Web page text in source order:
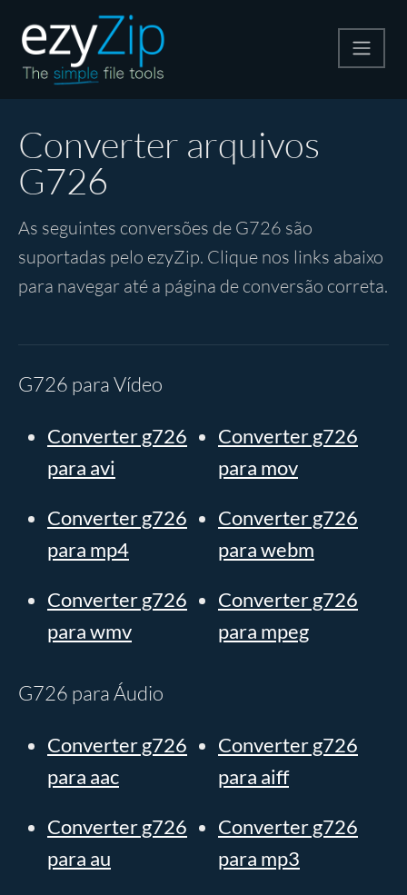
Descompactar
Converter
Outras Ferramentas
Converter arquivos
G726
As seguintes conversões de G726 são
suportadas pelo ezyZip. Clique nos links abaixo
para navegar até a página de conversão correta.
G726 para Vídeo
Converter g726
para avi
Converter g726
para mov
Converter g726
para mp4
Converter g726
para webm
Converter g726
para wmv
Converter g726
para mpeg
G726 para Áudio
Converter g726
para aac
Converter g726
para aiff
Converter g726
para au
Converter g726
para mp3